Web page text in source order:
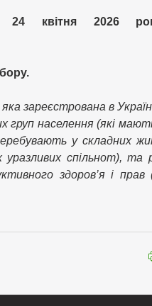
24 квітня 2026
зареєстрована в
груп населення (які
у складних
спільнот), та
здоров’я і